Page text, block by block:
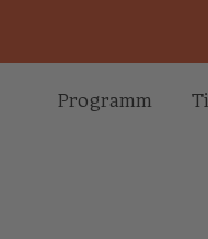
Programm